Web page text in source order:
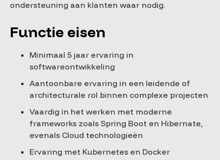
ondersteuning aan klanten waar nodig.
Functie eisen
Minimaal 5 jaar ervaring in
softwareontwikkeling
Aantoonbare ervaring in een leidende of
architecturale rol binnen complexe projecten
Vaardig in het werken met moderne
frameworks zoals Spring Boot en Hibernate,
evenals Cloud technologieën
Ervaring met Kubernetes en Docker